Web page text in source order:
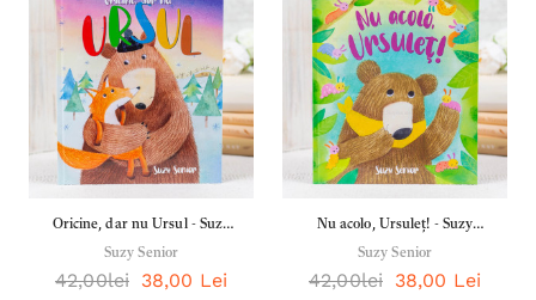
Oricine, dar nu Ursul - Suzy
Senior
Suzy Senior
42,00lei 38,00 Lei
Nu acolo, Ursuleț! - Suzy
Senior
Suzy Senior
42,00lei 38,00 Lei